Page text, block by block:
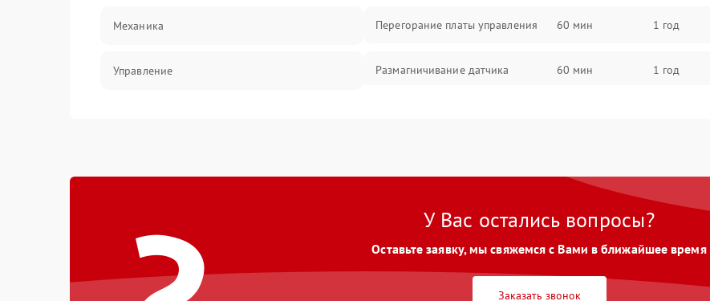
Механика
Управление
Электроника/Оптика
Перегорание платы управления 60 мин 1 год
Размагничивание датчика 60 мин 1 год
Разрядка аккумулятора за коркое 60 мин 1 год
Перегрев устройства 60 мин
У Вас остались вопросы?
Оставьте заявку, мы свяжемся с Вами в ближайшее время
Заказать звонок